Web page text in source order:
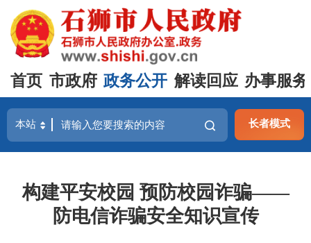
首页 市政府 政务公开 解读回应 办事服务
长者模式
构建平安校园 预防校园诈骗——
防电信诈骗安全知识宣传